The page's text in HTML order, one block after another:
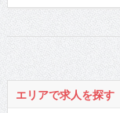
エリアで求人を探す